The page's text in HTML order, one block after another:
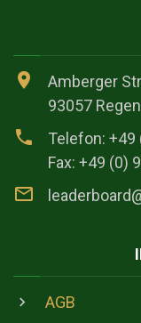
Amberger
93057
Telefon: +49
Fax: +49 (0)
AGB